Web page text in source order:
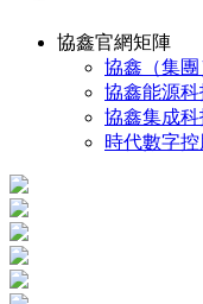
協鑫官網矩陣
協鑫（集團
協鑫能源科
協鑫集成科
時代數字控